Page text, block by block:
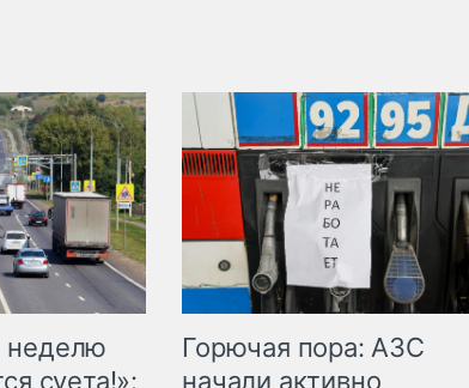
неделю
суета!»:
Горючая пора: АЗС
начали активно